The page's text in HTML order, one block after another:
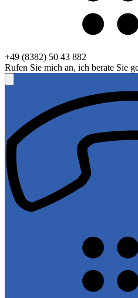
+49 (8382) 50 43 882
Rufen Sie mich an, ich berate Sie